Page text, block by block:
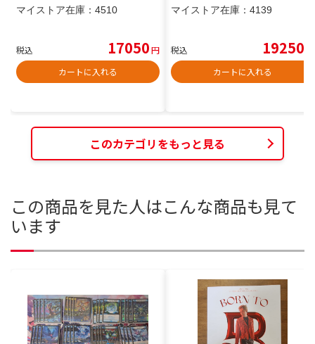
マイストア在庫： 4510
税込 17050円
カートに入れる
マイストア在庫： 4139
税込 19250
カートに入れる
このカテゴリをもっと見る
この商品を見た人はこんな商品も見て
います